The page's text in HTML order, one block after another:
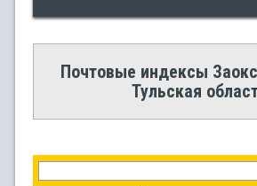
Почтовые индексы
Тульская